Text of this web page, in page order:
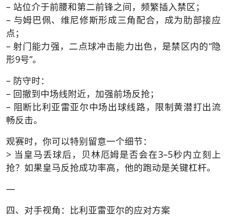
– 站位介于前腰和第二前锋之间，频繁插入禁区；
– 与姆巴佩、维尼修斯形成三角配合，成为肋部接应
点；
– 射门能力强，二点球冲击能力出色，是禁区内的“隐
形9号”。
– 防守时：
– 回撤到中场线附近，加强前场反抢；
– 阻断比利亚雷亚尔中场出球线路，限制黄潜打出流
畅反击。
观赛时，你可以特别留意一个细节：
> 当皇马丢球后，贝林厄姆是否会在3–5秒内立刻上
抢？如果皇马反抢成功率高，他的跑动是关键杠杆。
—
四、对手视角：比利亚雷亚尔的应对方案